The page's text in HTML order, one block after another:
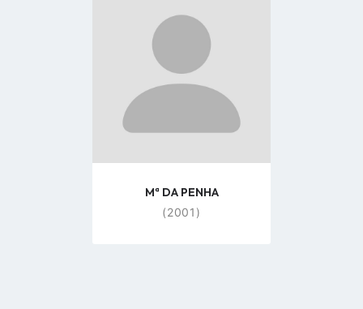
profile
page
Mª DA PENHA
(2001)